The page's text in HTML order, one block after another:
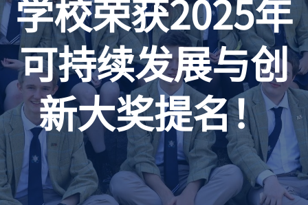
学校荣获2025年
可持续发展与创
新大奖提名！